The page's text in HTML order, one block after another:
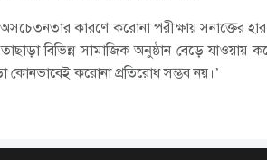
কারণে করোনা পরীক্ষায় সনাক্তের
বিভিন্ন সামাজিক অনুষ্ঠান বেড়ে যাওয়ায়
কোনভাবেই করোনা প্রতিরোধ সম্ভব নয়।’